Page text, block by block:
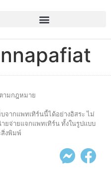
ามกฎหมาย
จากแพทเทิร์นนี้ได้อย่างอิสระ ไม่
ยจ่ายแจกแพทเทิร์น ทั้งในรูปแบบ
งพิมพ์